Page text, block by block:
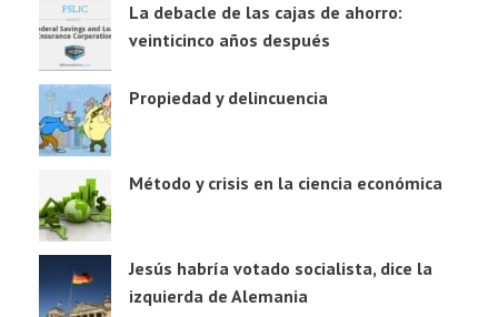
La debacle de las cajas de ahorro:
veinticinco años después
Propiedad y delincuencia
Método y crisis en la ciencia económica
Jesús habría votado socialista, dice la
izquierda de Alemania